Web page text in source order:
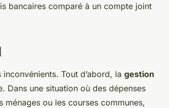
bancaires comparé à un compte joint
Tout d’abord, la gestion
Dans une situation où des dépenses
ou les courses communes,